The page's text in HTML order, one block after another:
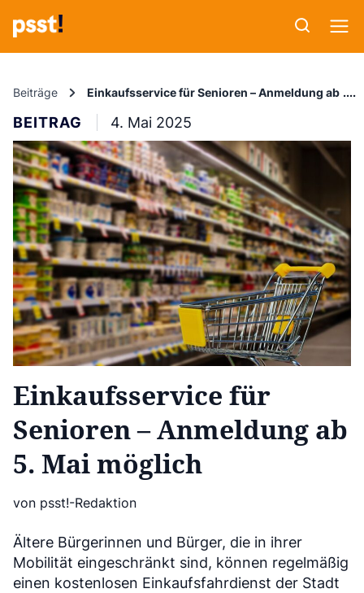
Beiträge Einkaufsservice für Senioren – Anmeldung ab 5.
BEITRAG 4. Mai 2025
Einkaufsservice für
Senioren – Anmeldung ab
5. Mai möglich
von psst!-Redaktion
Ältere Bürgerinnen und Bürger, die in ihrer
Mobilität eingeschränkt sind, können regelmäßig
einen kostenlosen Einkaufsfahrdienst der Stadt